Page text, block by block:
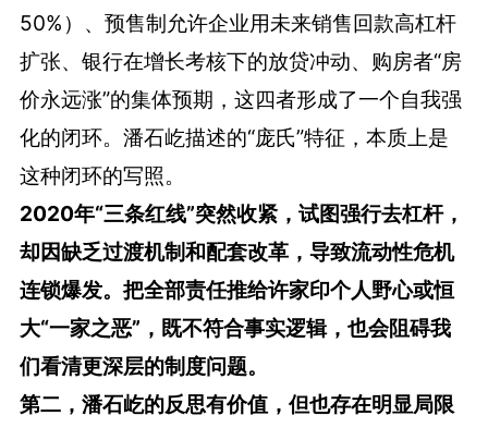
50%）、预售制允许企业用未来销售回款高杠杆
扩张、银行在增长考核下的放贷冲动、购房者“房
价永远涨”的集体预期，这四者形成了一个自我强
化的闭环。潘石屹描述的“庞氏”特征，本质上是
这种闭环的写照。
2020年“三条红线”突然收紧，试图强行去杠杆，
却因缺乏过渡机制和配套改革，导致流动性危机
连锁爆发。把全部责任推给许家印个人野心或恒
大“一家之恶”，既不符合事实逻辑，也会阻碍我
们看清更深层的制度问题。
第二，潘石屹的反思有价值，但也存在明显局限